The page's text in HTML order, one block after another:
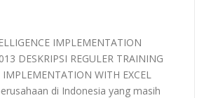
IMPLEMENTATION
DESKRIPSI REGULER TRAINING
WITH EXCEL
di Indonesia yang masih